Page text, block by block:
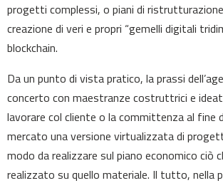
progetti complessi, o piani di
creazione di veri e propri “gemelli digitali
blockchain.
Da un punto di vista pratico, la prassi
concerto con maestranze costruttrici e
lavorare col cliente o la committenza al fine
mercato una versione virtualizzata di
modo da realizzare sul piano economico ciò
realizzato su quello materiale. Il tutto, nella